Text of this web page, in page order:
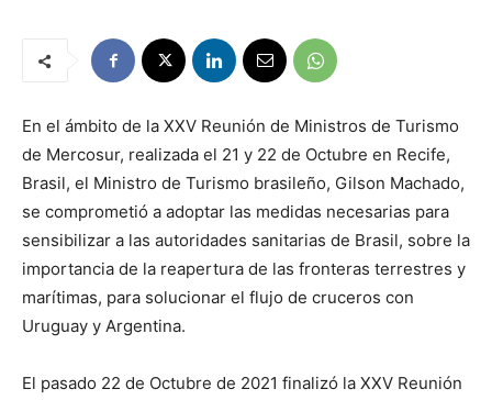
En el ámbito de la XXV Reunión de Ministros de Turismo
de Mercosur, realizada el 21 y 22 de Octubre en Recife,
Brasil, el Ministro de Turismo brasileño, Gilson Machado,
se comprometió a adoptar las medidas necesarias para
sensibilizar a las autoridades sanitarias de Brasil, sobre la
importancia de la reapertura de las fronteras terrestres y
marítimas, para solucionar el flujo de cruceros con
Uruguay y Argentina.
El pasado 22 de Octubre de 2021 finalizó la XXV Reunión